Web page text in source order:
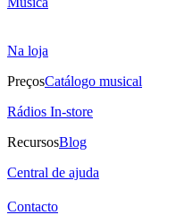
Na loja
PreçosCatálogo musical
Rádios In-store
RecursosBlog
Central de ajuda
Contacto